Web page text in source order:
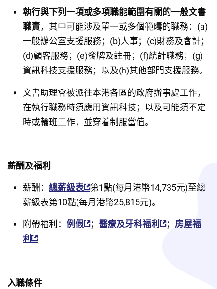
執行與下列一項或多項職能範圍有關的一般文書
職責，其中可能涉及單一或多個範疇的職務：(a)
一般辦公室支援服務；(b)人事；(c)財務及會計；
(d)顧客服務；(e)發牌及註冊；(f)統計職務；(g)
資訊科技支援服務；以及(h)其他部門支援服務。
文書助理會被派往本港各區的政府辦事處工作，
在執行職務時須應用資訊科技；以及可能須不定
時或輪班工作，並穿着制服當值。
薪酬及福利
薪酬：總薪級表 第1點(每月港幣14,735元)至總
薪級表第10點(每月港幣25,815元)。
附帶福利：例假 ；醫療及牙科福利 ；房屋福
利
入職條件